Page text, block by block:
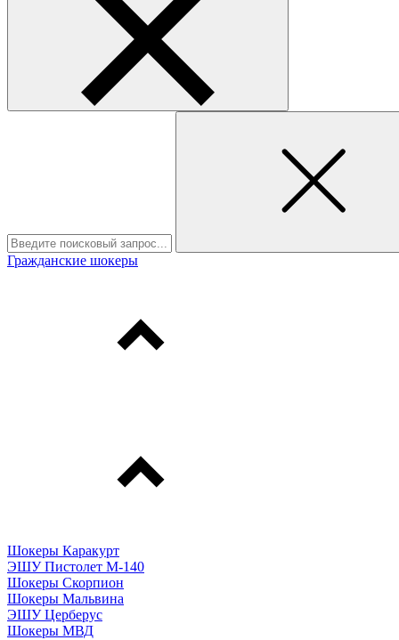
Гражданские шокеры
Шокеры Каракурт
ЭШУ Пистолет М-140
Шокеры Скорпион
Шокеры Мальвина
ЭШУ Церберус
Шокеры МВД